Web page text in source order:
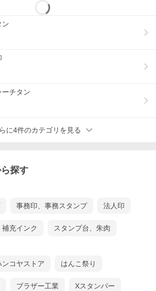
ン
ーチタン
に4件のカテゴリを見る
探す
事務印、事務スタンプ 法人印
補充インク スタンプ台、朱肉
ンコヤストア はんこ祭り
ブラザー工業 Xスタンパー